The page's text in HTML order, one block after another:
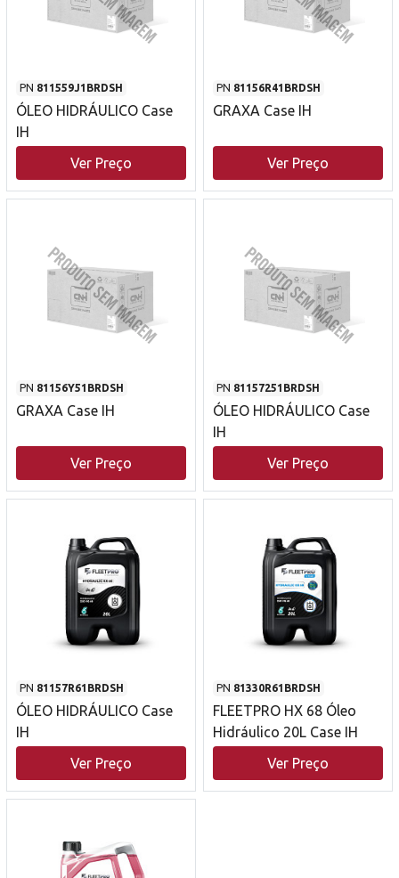
PN 811559J1BRDSH
ÓLEO HIDRÁULICO Case
IH
Ver Preço
PN 81156R41BRDSH
GRAXA Case IH
Ver Preço
PN 81156Y51BRDSH
GRAXA Case IH
Ver Preço
PN 81157251BRDSH
ÓLEO HIDRÁULICO Case
IH
Ver Preço
PN 81157R61BRDSH
ÓLEO HIDRÁULICO Case
IH
Ver Preço
PN 81330R61BRDSH
FLEETPRO HX 68 Óleo
Hidráulico 20L Case IH
Ver Preço